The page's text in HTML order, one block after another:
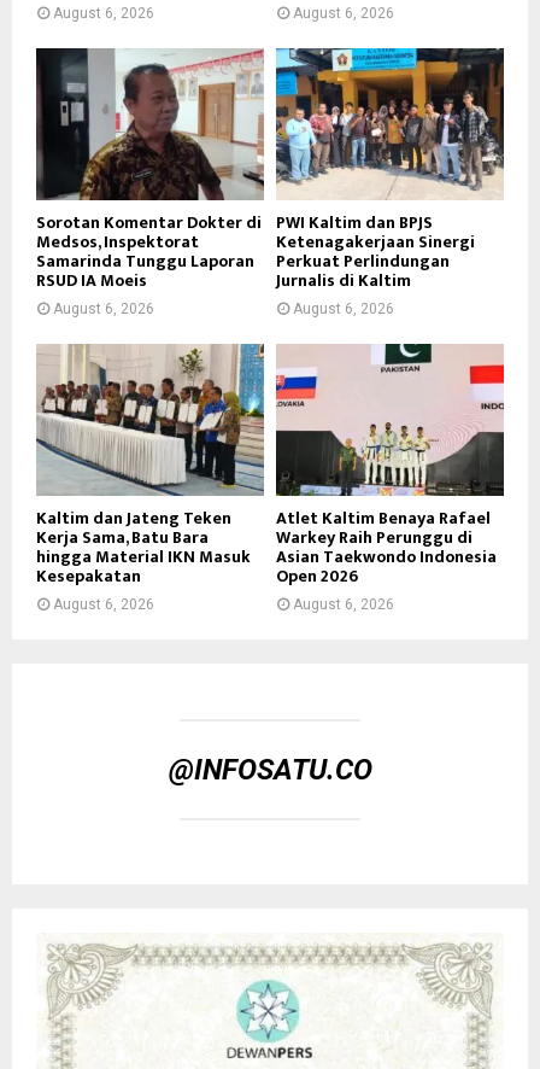
August 6, 2026 August 6, 2026
Sorotan Komentar Dokter di
Medsos, Inspektorat
Samarinda Tunggu Laporan
RSUD IA Moeis
August 6, 2026
PWI Kaltim dan BPJS
Ketenagakerjaan Sinergi
Perkuat Perlindungan
Jurnalis di Kaltim
August 6, 2026
Kaltim dan Jateng Teken
Kerja Sama, Batu Bara
hingga Material IKN Masuk
Kesepakatan
August 6, 2026
Atlet Kaltim Benaya Rafael
Warkey Raih Perunggu di
Asian Taekwondo Indonesia
Open 2026
August 6, 2026
@INFOSATU.CO